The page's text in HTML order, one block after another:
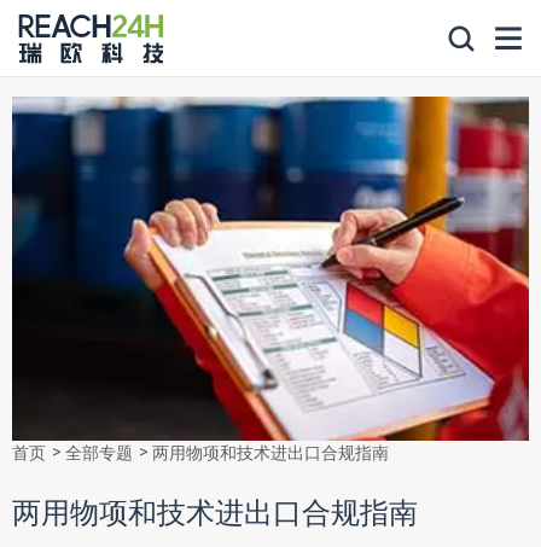
首页 全部专题 两用物项和技术进出口合规指南
两用物项和技术进出口合规指南